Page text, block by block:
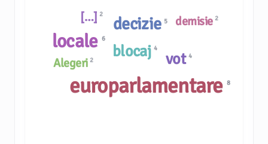
blocaj4
europarlamentare8
vot4
Alegeri 2
demisie 2
locale 6
[…] 2 decizie 5